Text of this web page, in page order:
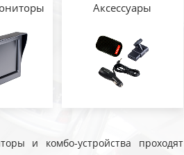
Аксессуары
и комбо-устройства проходят